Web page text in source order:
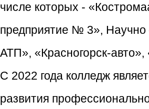
числе которых -
предприятие № 3»,
АТП», «Красногорск-
С 2022 года колледж
развития